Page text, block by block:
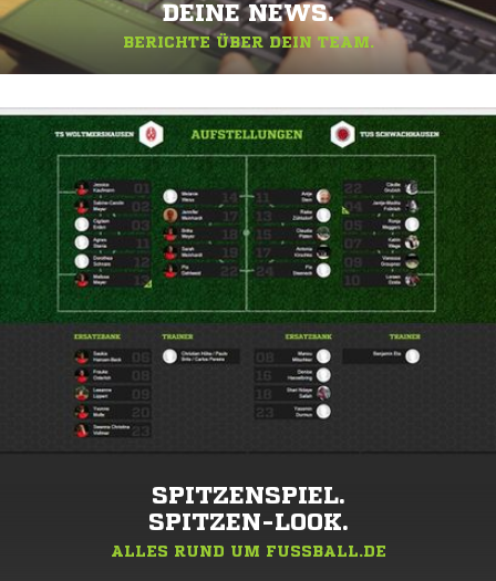
DEINE NEWS.
BERICHTE ÜBER DEIN TEAM.
SPITZENSPIEL.
SPITZEN-LOOK.
ALLES RUND UM FUSSBALL.DE